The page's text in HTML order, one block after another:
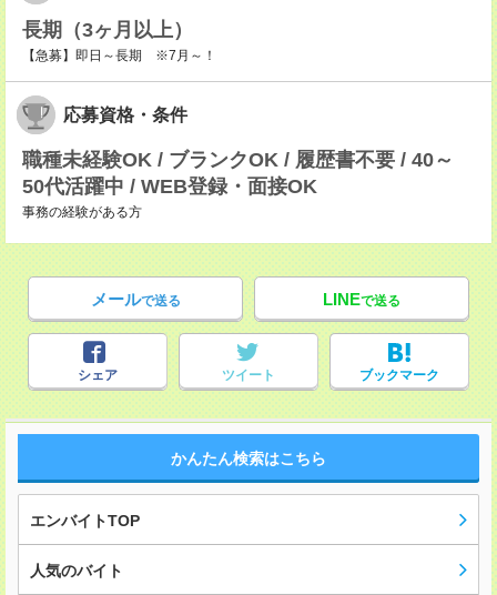
長期（3ヶ月以上）
【急募】即日～長期 ※7月～！
応募資格・条件
職種未経験OK / ブランクOK / 履歴書不要 / 40～
50代活躍中 / WEB登録・面接OK
事務の経験がある方
メールで送る LINEで送る
シェア ツイート ブックマーク
かんたん検索はこちら
エンバイトTOP
人気のバイト